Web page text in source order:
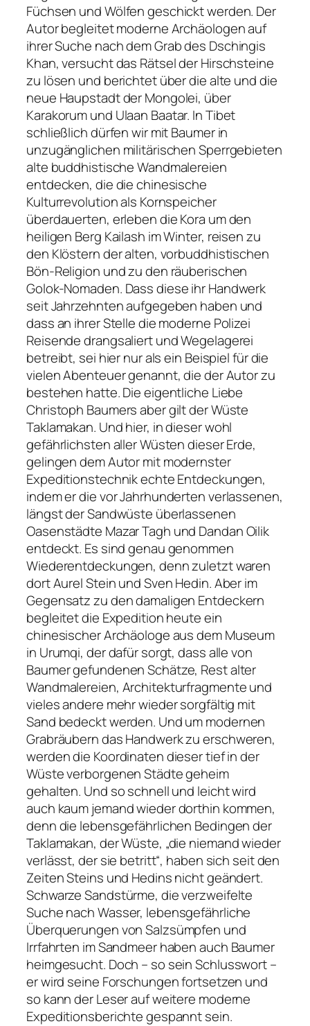
Füchsen und Wölfen geschickt werden. Der
Autor begleitet moderne Archäologen auf
ihrer Suche nach dem Grab des Dschingis
Khan, versucht das Rätsel der Hirschsteine
zu lösen und berichtet über die alte und die
neue Haupstadt der Mongolei, über
Karakorum und Ulaan Baatar. In Tibet
schließlich dürfen wir mit Baumer in
unzugänglichen militärischen Sperrgebieten
alte buddhistische Wandmalereien
entdecken, die die chinesische
Kulturrevolution als Kornspeicher
überdauerten, erleben die Kora um den
heiligen Berg Kailash im Winter, reisen zu
den Klöstern der alten, vorbuddhistischen
Bön-Religion und zu den räuberischen
Golok-Nomaden. Dass diese ihr Handwerk
seit Jahrzehnten aufgegeben haben und
dass an ihrer Stelle die moderne Polizei
Reisende drangsaliert und Wegelagerei
betreibt, sei hier nur als ein Beispiel für die
vielen Abenteuer genannt, die der Autor zu
bestehen hatte. Die eigentliche Liebe
Christoph Baumers aber gilt der Wüste
Taklamakan. Und hier, in dieser wohl
gefährlichsten aller Wüsten dieser Erde,
gelingen dem Autor mit modernster
Expeditionstechnik echte Entdeckungen,
indem er die vor Jahrhunderten verlassenen,
längst der Sandwüste überlassenen
Oasenstädte Mazar Tagh und Dandan Oilik
entdeckt. Es sind genau genommen
Wiederentdeckungen, denn zuletzt waren
dort Aurel Stein und Sven Hedin. Aber im
Gegensatz zu den damaligen Entdeckern
begleitet die Expedition heute ein
chinesischer Archäologe aus dem Museum
in Urumqi, der dafür sorgt, dass alle von
Baumer gefundenen Schätze, Rest alter
Wandmalereien, Architekturfragmente und
vieles andere mehr wieder sorgfältig mit
Sand bedeckt werden. Und um modernen
Grabräubern das Handwerk zu erschweren,
werden die Koordinaten dieser tief in der
Wüste verborgenen Städte geheim
gehalten. Und so schnell und leicht wird
auch kaum jemand wieder dorthin kommen,
denn die lebensgefährlichen Bedingen der
Taklamakan, der Wüste, „die niemand wieder
verlässt, der sie betritt“, haben sich seit den
Zeiten Steins und Hedins nicht geändert.
Schwarze Sandstürme, die verzweifelte
Suche nach Wasser, lebensgefährliche
Überquerungen von Salzsümpfen und
Irrfahrten im Sandmeer haben auch Baumer
heimgesucht. Doch – so sein Schlusswort –
er wird seine Forschungen fortsetzen und
so kann der Leser auf weitere moderne
Expeditionsberichte gespannt sein.